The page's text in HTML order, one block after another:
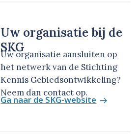
Uw organisatie bij de
SKG
Uw organisatie aansluiten op
het netwerk van de Stichting
Kennis Gebiedsontwikkeling?
Neem dan contact op.
Ga naar de SKG-website